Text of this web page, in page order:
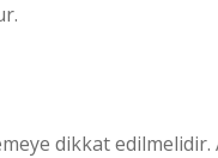
dikkat edilmelidir.